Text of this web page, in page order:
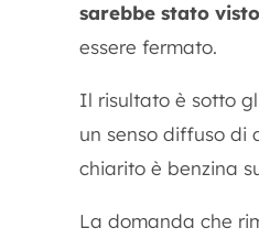
sarebbe stato
essere fermato.
Il risultato è sotto
un senso diffuso di
chiarito è benzina
La domanda che